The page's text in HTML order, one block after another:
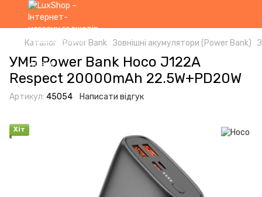
Каталог Power Bank Зовнішні акумулятори (Power Bank)
УМБ Power Bank Hoco J122A
Respect 20000mAh 22.5W+PD20W
Артикул: 45054 Написати відгук
Хіт